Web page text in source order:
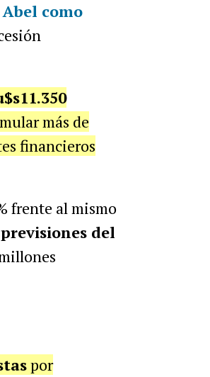
Abel como
más de
financieros
frente al mismo
del
por